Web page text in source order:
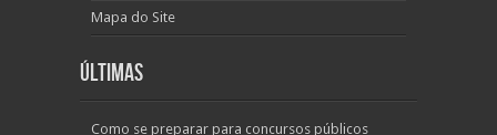
Mapa do Site
Últimas
Como se preparar para concursos públicos